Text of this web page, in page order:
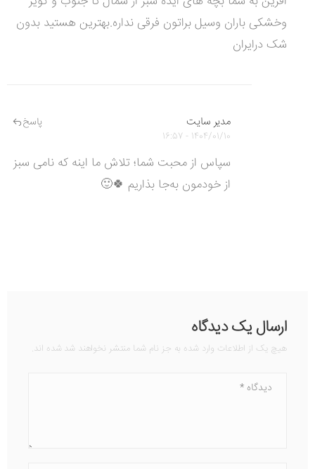
وخشکی باران وسیل براتون فرقی نداره.بهترین هستید بدون
شک درایران
پاسخ مدیر سایت
1404/01/10 - 16:57
سپاس از محبت شما؛ تلاش ما اینه که نامی سبز
از خودمون به‌جا بذاریم 🍀🙂
ارسال یک دیدگاه
هیچ یک از اطلاعات وارد شده به جز نام شما منتشر نخواهند شد شده اند.